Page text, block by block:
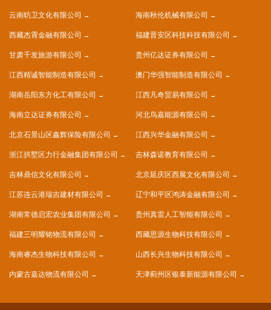
云南昉卫文化有限公司 海南秋伦机械有限公司
西藏杰霄金融有限公司 福建晋安区科技科技有限公司
甘肃千发旅游有限公司 贵州亿达证券有限公司
江西精诚智能制造有限公司 澳门华强智能制造有限公司
湖南岳阳东方化工有限公司 江西凡奇贸易有限公司
海南立达证券有限公司 河北鸟嘉能源有限公司
北京石景山区鑫辉保险有限公司 江西兴华金融有限公司
浙江拱墅区力行金融集团有限公司 吉林森诺教育有限公司
吉林鼎信文化有限公司 北京延庆区西展文化有限公司
江苏连云港瑞吉建材有限公司 辽宁和平区鸿涛金融有限公司
湖南常德启宏农业集团有限公司 贵州真雷人工智能有限公司
福建三明耀铭物流有限公司 西藏思源生物科技有限公司
海南睿杰生物科技有限公司 山西长兴生物科技有限公司
内蒙古嘉达物流有限公司 天津蓟州区银泰新能源有限公司